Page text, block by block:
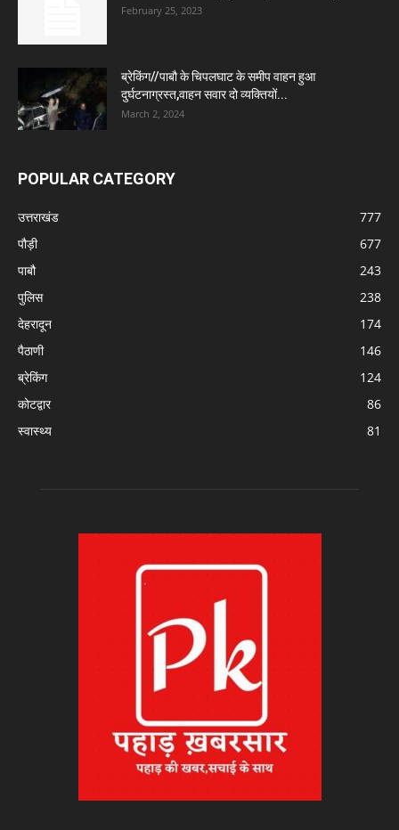
February 25, 2023
ब्रेकिंग//पाबौ के चिपलघाट के समीप वाहन हुआ
दुर्घटनाग्रस्त,वाहन सवार दो व्यक्तियों...
March 2, 2024
POPULAR CATEGORY
उत्तराखंड
777
पौड़ी
677
पाबौ
243
पुलिस
238
देहरादून
174
पैठाणी
146
ब्रेकिंग
124
कोटद्वार
86
स्वास्थ्य
81